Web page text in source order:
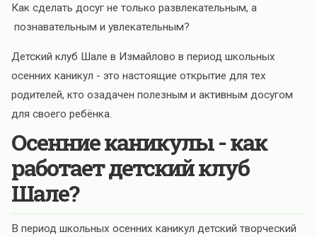
Как сделать досуг не только развлекательным, а
познавательным и увлекательным?
Детский клуб Шале в Измайлово в период школьных
осенних каникул - это настоящие открытие для тех
родителей, кто озадачен полезным и активным досугом
для своего ребёнка.
Осенние каникулы - как
работает детский клуб
Шале?
В период школьных осенних каникул детский творческий